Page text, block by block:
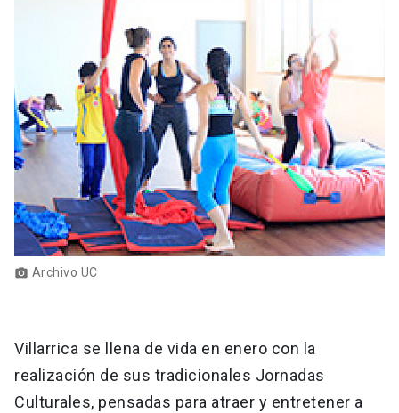
launch
Padres y familia
Vecinos launch
launch
launch
Mi Portal UC launch
Medios Biblioteca launch
Donaciones launch
photo_camera Archivo UC
Villarrica se llena de vida en enero con la
realización de sus tradicionales Jornadas
Culturales, pensadas para atraer y entretener a